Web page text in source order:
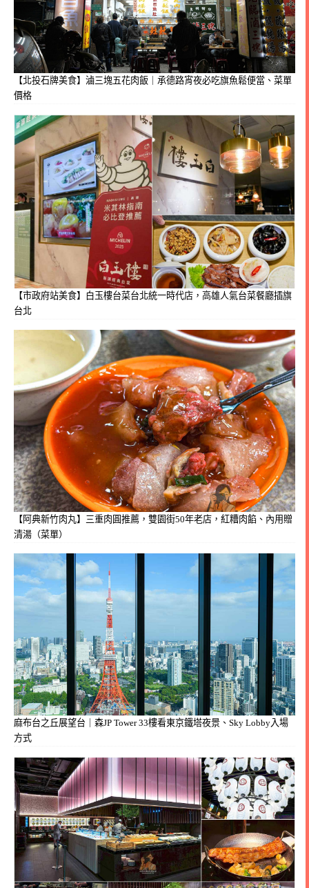
【北投石牌美食】滷三塊五花肉飯｜承德路宵夜必吃旗魚鬆便當、菜單
價格
【市政府站美食】白玉樓台菜台北統一時代店，高雄人氣台菜餐廳插旗
台北
【阿典新竹肉丸】三重肉圓推薦，雙園街50年老店，紅糟肉餡、內用贈
清湯（菜單）
麻布台之丘展望台｜森JP Tower 33樓看東京鐵塔夜景、Sky Lobby入場
方式